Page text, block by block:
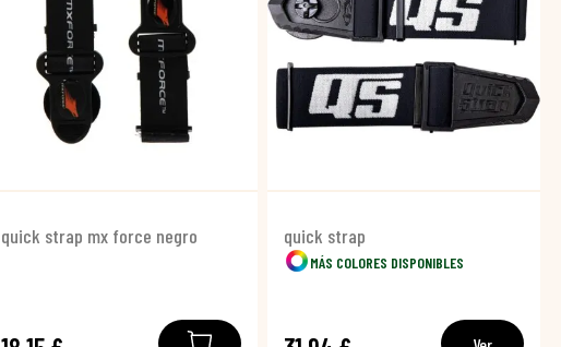
quick strap mx force negro quick strap
MÁS COLORES DISPONIBLES